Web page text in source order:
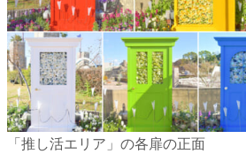
「推し活エリア」の各扉の正面